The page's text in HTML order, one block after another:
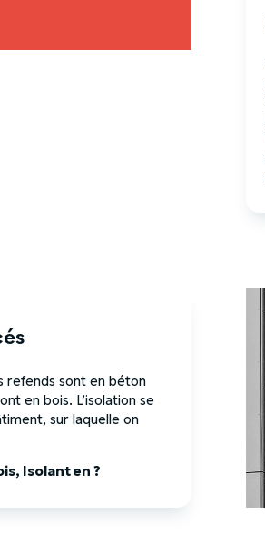
refends sont en béton
en bois. L’isolation se
sur laquelle on
Isolant en ?